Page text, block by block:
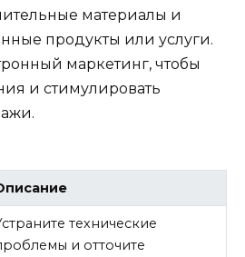
материалы и
продукты или услуги.
маркетинг, чтобы
и стимулировать
технические
и отточите